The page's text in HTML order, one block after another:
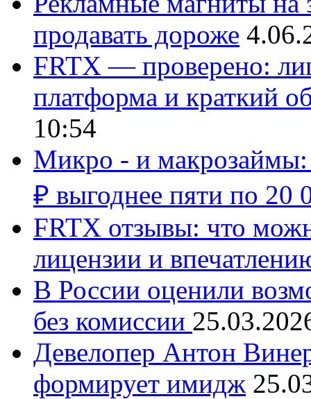
продавать дороже
FRTX — проверено:
платформа и краткий
10:54
Микро - и макрозаймы:
₽ выгоднее пяти по 20
FRTX отзывы: что
лицензии и
В России оценили
без комиссии
Девелопер Антон
формирует имидж